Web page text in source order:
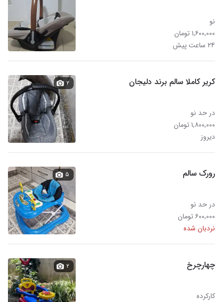
نو
۱,۶۰۰,۰۰۰ تومان
۲۴ ساعت پیش
کریر کاملا سالم برند دلیجان
در حد نو
۱,۸۰۰,۰۰۰ تومان
دیروز
۲
رورک سالم
در حد نو
۶۰۰,۰۰۰ تومان
نردبان شده
۵
چهارچرخ
کارکرده
۲